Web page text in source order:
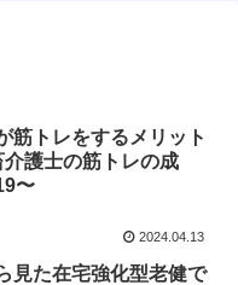
筋トレをするメリット
護士の筋トレの成
〜
2024.04.13
見た在宅強化型老健で